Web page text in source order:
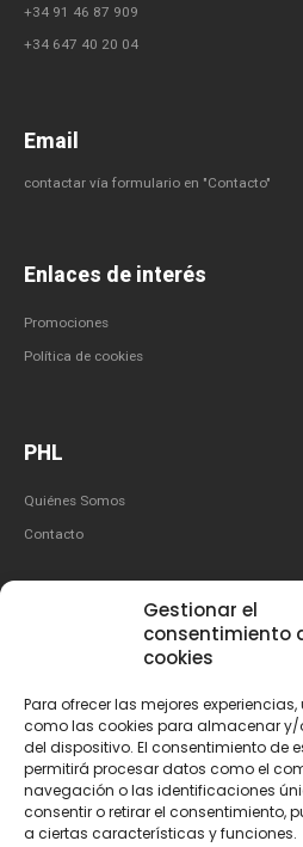
Gestionar el
consentimiento
cookies
Para ofrecer las mejores
como las cookies para almacenar
del dispositivo. El consentimiento de
permitirá procesar datos como el
navegación o las identificaciones
consentir o retirar el consentimiento,
a ciertas características y funciones.
+34 91 46 87 909​
+34 647 40 20 04
Email
contactar vía formulario en "Contacto"
Enlaces de interés
Promociones
Política de cookies
PHL
Quiénes Somos
Contacto